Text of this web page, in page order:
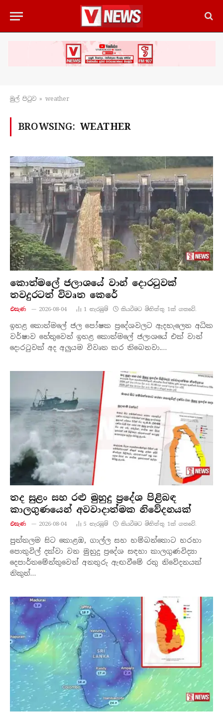
මුල් පිටු​ව » weather
BROWSING: WEATHER
කොත්මලේ ජලාශයේ වාන් දොරටුවක්
තවදුරටත් විවෘත කෙරේ
එසැණ 2026-08-04 1 නැරඹු​ම් කියවීමට මිනිත්තු 1ක් ගතවේ.
ඉහළ කොත්මලේ ජල පෝෂක ප්‍රදේශවලට ඇදහැලෙන අධික
වර්ෂාව හේතුවෙන් ඉහළ කොත්මලේ ජලාශයේ එක් වාන්
දොරටුවක් අද අලුයම විවෘත කර තිබෙනවා.…
තද සුළං සහ රළු මුහුදු ප්‍රදේශ පිළිබඳ
කාලගුණයෙන් අවවාදාත්මක නිවේදනයක්
එසැණ 2026-08-04 5 නැරඹු​ම් කියවීමට මිනිත්තු 1ක් ගතවේ.
පුත්තලම සිට කොළඹ, ගාල්ල සහ හම්බන්තොට හරහා
පොතුවිල් දක්වා වන මුහුදු ප්‍රදේශ සඳහා කාලගුණවිද්‍යා
දෙපාර්තමේන්තුවෙන් අනතුරු ඇඟවීමේ රතු නිවේදනයක්
නිකුත්…